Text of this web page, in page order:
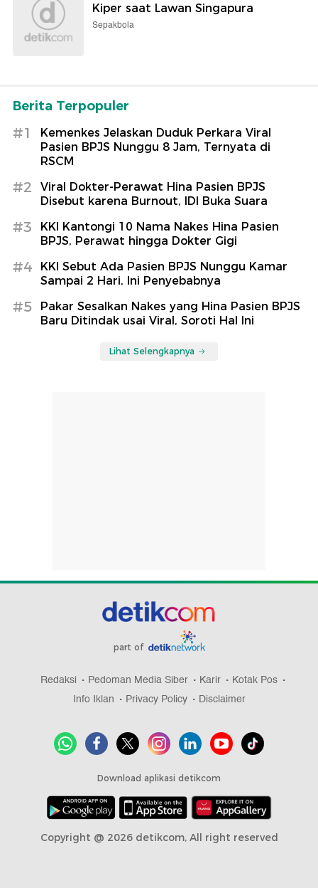
Kiper saat Lawan Singapura
Sepakbola
Berita Terpopuler
#1
Kemenkes Jelaskan Duduk Perkara Viral
Pasien BPJS Nunggu 8 Jam, Ternyata di
RSCM
#2
Viral Dokter-Perawat Hina Pasien BPJS
Disebut karena Burnout, IDI Buka Suara
#3
KKI Kantongi 10 Nama Nakes Hina Pasien
BPJS, Perawat hingga Dokter Gigi
#4
KKI Sebut Ada Pasien BPJS Nunggu Kamar
Sampai 2 Hari, Ini Penyebabnya
#5
Pakar Sesalkan Nakes yang Hina Pasien BPJS
Baru Ditindak usai Viral, Soroti Hal Ini
Lihat Selengkapnya
part of
Redaksi Pedoman Media Siber Karir
Kotak Pos
Info Iklan
Privacy Policy Disclaimer
Download aplikasi detikcom
Copyright @ 2026 detikcom, All right reserved